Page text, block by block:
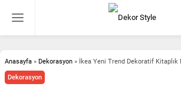
Anasayfa » Dekorasyon » İkea Yeni Trend Dekoratif Kitaplık
Dekorasyon